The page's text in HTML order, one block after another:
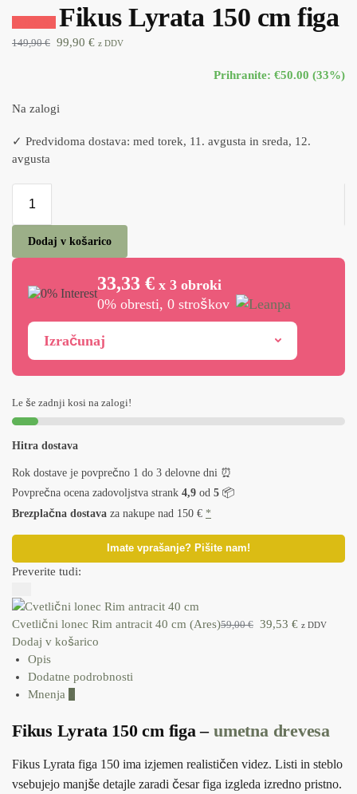
Fikus Lyrata 150 cm figa
149,90€ 99,90 € z DDV
Prihranite: €50.00 (33%)
Na zalogi
✓ Predvidoma dostava: med torek, 11. avgusta in sreda, 12.
avgusta
Dodaj v košarico
33,33 € x 3 obroki
0% obresti, 0 stroškov
Izračunaj
Le še zadnji kosi na zalogi!
Hitra dostava
Rok dostave je povprečno 1 do 3 delovne dni ⏰
Povprečna ocena zadovoljstva strank 4,9 od 5 📦
Brezplačna dostava za nakupe nad 150 € *
Imate vprašanje? Pišite nam!
Preverite tudi:
Cvetlični lonec Rim antracit 40 cm (Ares)59,00€ 39,53 € z DDV
Dodaj v košarico
Opis
Dodatne podrobnosti
Mnenja
Fikus Lyrata 150 cm figa –umetna drevesa
Fikus Lyrata figa 150 ima izjemen realističen videz. Listi in steblo
vsebujejo manjše detajle zaradi česar figa izgleda izredno pristno.